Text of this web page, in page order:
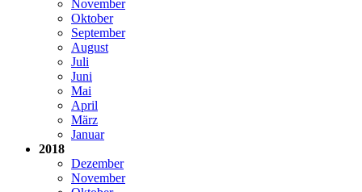
November
Oktober
September
August
Juli
Juni
Mai
April
März
Januar
2018
Dezember
November